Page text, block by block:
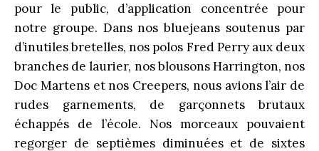
pour le public, d’application concentrée pour
notre groupe. Dans nos bluejeans soutenus par
d’inutiles bretelles, nos polos Fred Perry aux deux
branches de laurier, nos blousons Harrington, nos
Doc Martens et nos Creepers, nous avions l’air de
rudes garnements, de garçonnets brutaux
échappés de l’école. Nos morceaux pouvaient
regorger de septièmes diminuées et de sixtes